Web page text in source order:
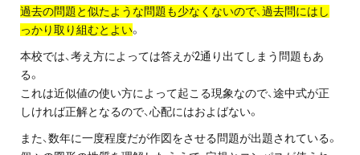
お問い合わせ・資料請求
過去の問題と似たような問題も少なくないので、過去問にはし
っかり取り組むとよい。
本校では、考え方によっては答えが2通り出てしまう問題もあ
る。
これは近似値の使い方によって起こる現象なので、途中式が正
しければ正解となるので、心配にはおよばない。
また、数年に一度程度だが作図をさせる問題が出題されている。